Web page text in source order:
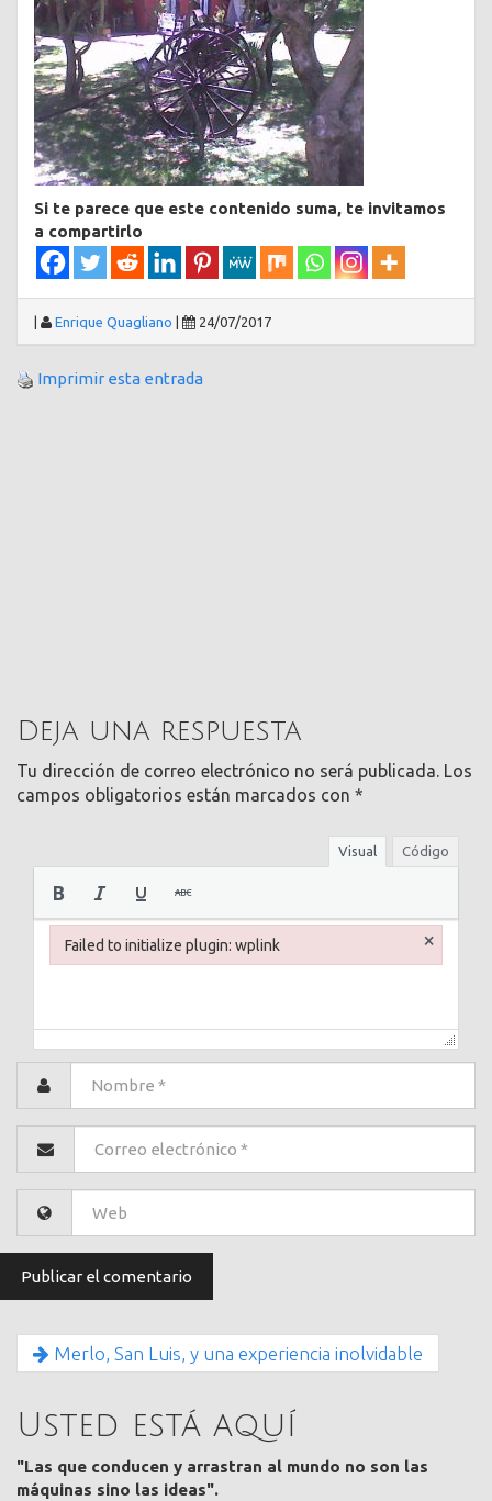
Si te parece que este contenido suma, te invitamos
a compartirlo
Enrique Quagliano 24/07/2017
Imprimir esta entrada
Deja una respuesta
Tu dirección de correo electrónico no será publicada. Los
campos obligatorios están marcados con *
Visual Código
Merlo, San Luis, y una experiencia inolvidable
Usted está aquí
"Las que conducen y arrastran al mundo no son las
máquinas sino las ideas".
Failed to initialize plugin: wplink ×
Failed to initialize plugin: wplink